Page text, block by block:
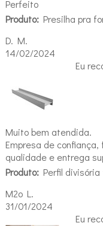
Perfeito
Produto:Presilha pra
D. M.
14/02/2024
Eu
Muito bem atendida.
Empresa de
qualidade e entrega
Produto:Perfil divisória
M2o L.
31/01/2024
Eu